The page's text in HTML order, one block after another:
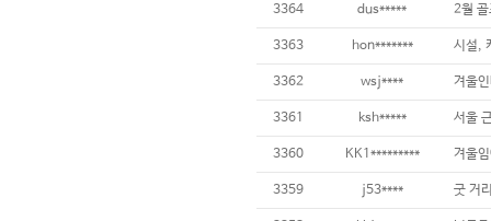
3364 dus*****
3363 hon*******
3362 wsj****
3361 ksh***** 서울
3360 KK1*********
3359 j53**** 굿 거